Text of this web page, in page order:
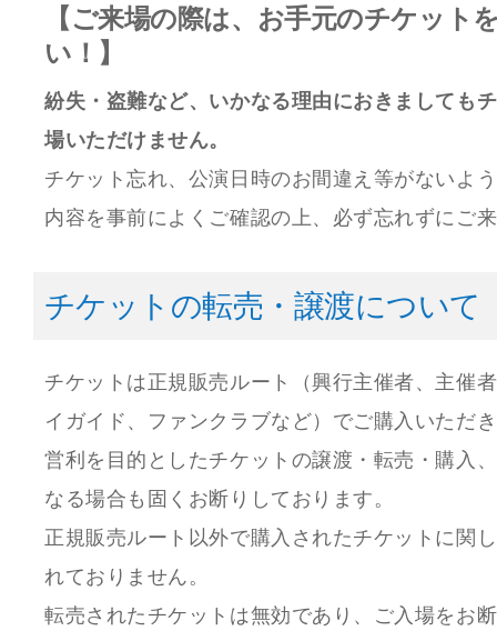
【ご来場の際は、お手元のチケット
い！】
紛失・盗難など、いかなる理由におきましても
場いただけません。
チケット忘れ、公演日時のお間違え等がないよ
内容を事前によくご確認の上、必ず忘れずにご
チケットの転売・譲渡について
チケットは正規販売ルート（興行主催者、主催
イガイド、ファンクラブなど）でご購入いただ
営利を目的としたチケットの譲渡・転売・購入
なる場合も固くお断りしております。
正規販売ルート以外で購入されたチケットに関
れておりません。
転売されたチケットは無効であり、ご入場をお